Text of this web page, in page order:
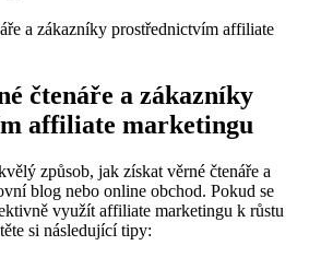
čtenáře a zákazníky
affiliate marketingu
způsob, jak získat věrné čtenáře a
blog nebo online obchod. Pokud se
využít affiliate marketingu k růstu
si následující tipy: